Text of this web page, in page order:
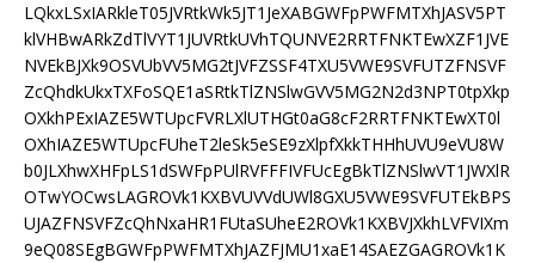
LQkxLSxIARkleT05JVRtkWk5JT1JeXABGWFpPWFMTXhJASV5PT
klVHBwARkZdTlVYT1JUVRtkUVhTQUNVE2RRTFNKTEwXZF1JVE
NVEkBJXk9OSVUbVV5MG2tJVFZSSF4TXU5VWE9SVFUTZFNSVF
ZcQhdkUkxTXFoSQE1aSRtkTlZNSlwGVV5MG2N2d3NPT0tpXkp
OXkhPExIAZE5WTUpcFVRLXlUTHGt0aG8cF2RRTFNKTEwXT0l
OXhIAZE5WTUpcFUheT2leSk5eSE9zXlpfXkkTHHhUVU9eVU8W
b0JLXhwXHFpLS1dSWFpPUlRVFFFIVFUcEgBkTlZNSlwVT1JWXlR
OTwYOCwsLAGROVk1KXBVUVVdUWl8GXU5VWE9SVFUTEkBPS
UJAZFNSVFZcQhNxaHR1FUtaSUheE2ROVk1KXBVJXkhLVFVIXm
9eQ08SEgBGWFpPWFMTXhJAZFJMU1xaE14SAEZGAGROVk1K